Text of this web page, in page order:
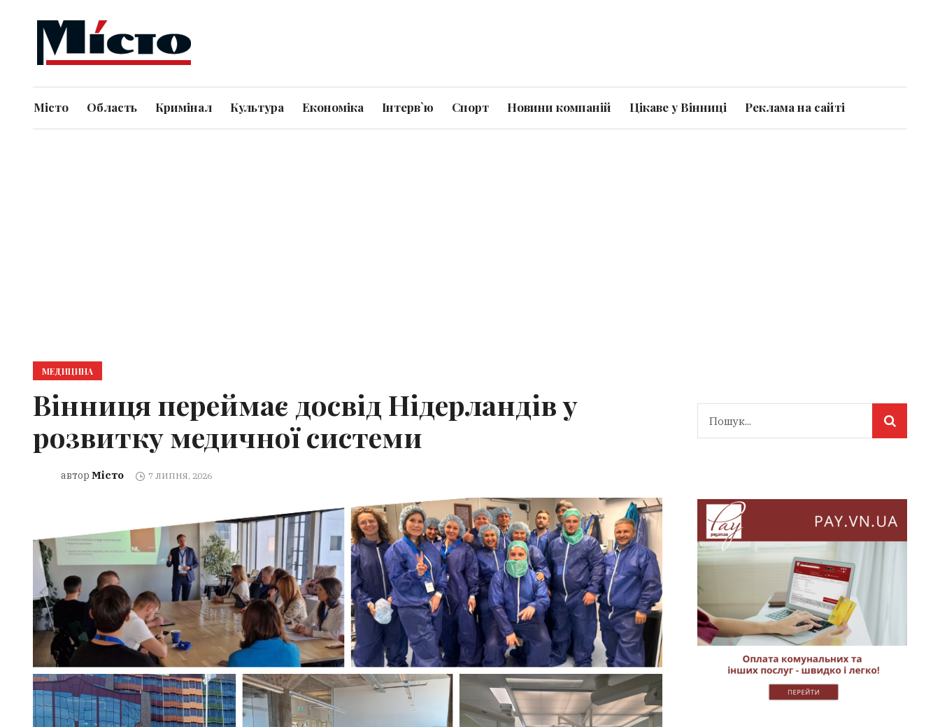
Місто Область Кримінал Культура Економіка Інтерв`ю Спорт Новини компаній Цікаве у Вінниці Реклама на сайті
МЕДИЦИНА
Вінниця переймає досвід Нідерландів у
розвитку медичної системи
автор Місто 7 ЛИПНЯ, 2026